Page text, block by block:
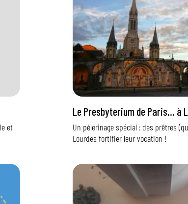
et
Le Presbyterium de Paris… à
Un pèlerinage spécial : des prêtres
Lourdes fortifier leur vocation !